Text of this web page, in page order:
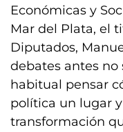
Económicas y
Mar del Plata, el
Diputados,
debates antes no
habitual pensar
política un lugar
transformación